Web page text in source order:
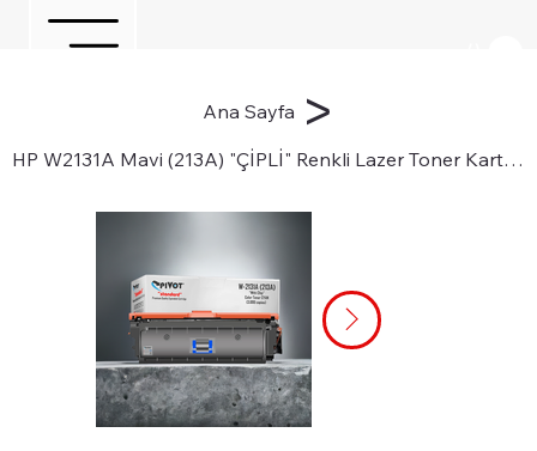
Ana Sayfa >
HP W2131A Mavi (213A) "ÇİPLİ" Renkli Lazer Toner Kartuşu için